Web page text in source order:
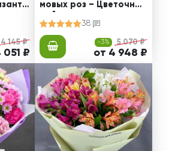
4 145 ₽
051 ₽
мовых роз – Цветочный
38
-3% 5 070 ₽
от 4 948 ₽